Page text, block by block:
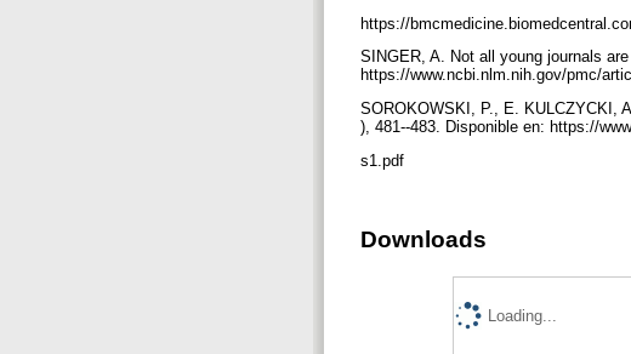
https://
SINGER, A. Not all young journals
https://www.ncbi.nlm.nih.gov/pmc/
SOROKOWSKI, P., E. KULCZYCKI,
), 481-‐483. Disponible en: https://
s1.pdf
Downloads
Loading...